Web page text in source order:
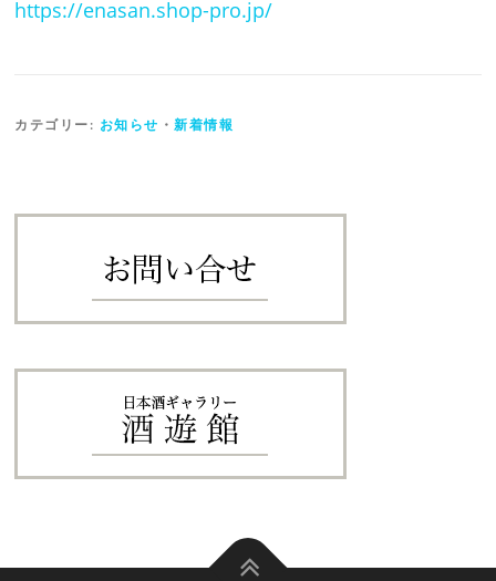
https://enasan.shop-pro.jp/
カテゴリー: お知らせ ・新着情報